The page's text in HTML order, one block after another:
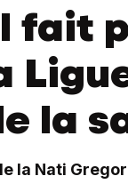
fait
la
la Nati